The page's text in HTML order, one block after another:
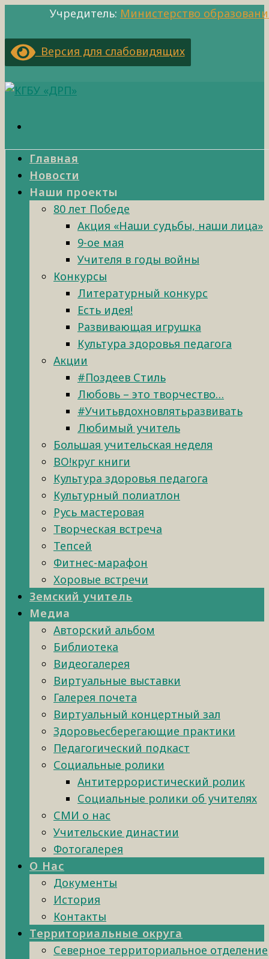
Учредитель: Министерство
Версия для слабовидящих
Главная
Новости
Наши проекты
80 лет Победе
Акция «Наши судьбы, наши лица»
9-ое мая
Учителя в годы войны
Конкурсы
Литературный конкурс
Есть идея!
Развивающая игрушка
Культура здоровья педагога
Акции
#Поздеев Стиль
Любовь – это творчество…
#Учитьвдохновлятьразвивать
Любимый учитель
Большая учительская неделя
ВО!круг книги
Культура здоровья педагога
Культурный полиатлон
Русь мастеровая
Творческая встреча
Тепсей
Фитнес-марафон
Хоровые встречи
Земский учитель
Медиа
Авторский альбом
Библиотека
Видеогалерея
Виртуальные выставки
Галерея почета
Виртуальный концертный зал
Здоровьесберегающие практики
Педагогический подкаст
Социальные ролики
Антитеррористический ролик
Социальные ролики об учителях
СМИ о нас
Учительские династии
Фотогалерея
О Нас
Документы
История
Контакты
Территориальные округа
Северное территориальное отделение